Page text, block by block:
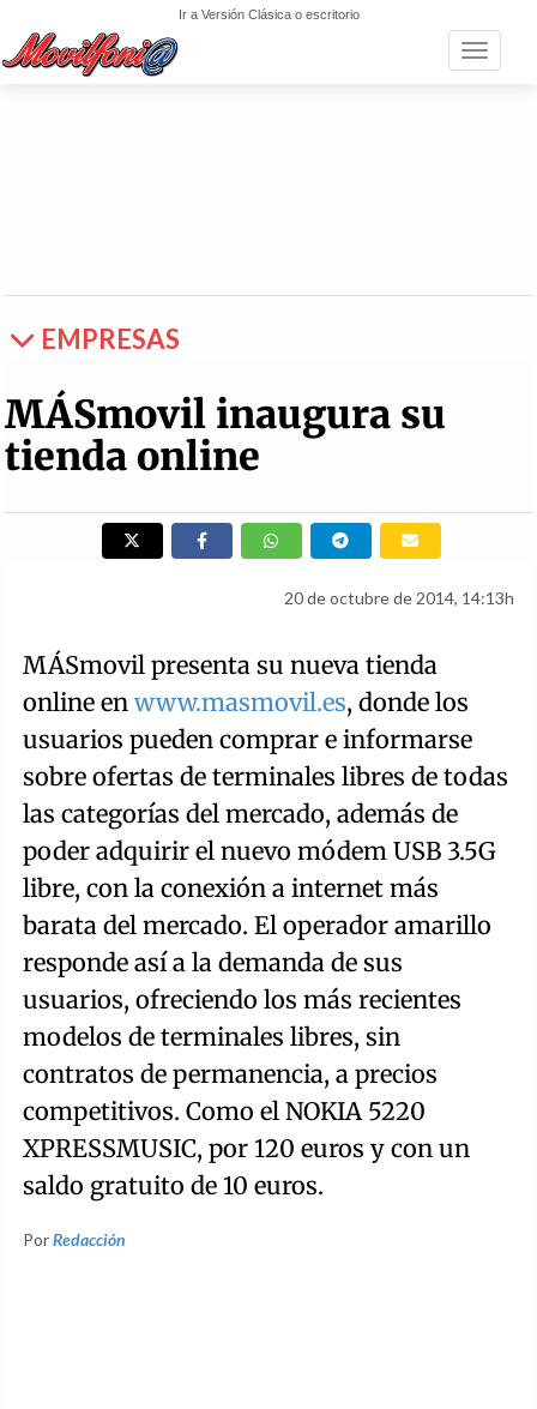
Ir a Versión Clásica o escritorio
Toggle
EMPRESAS
MÁSmovil inaugura su
tienda online
20 de octubre de 2014, 14:13h
MÁSmovil presenta su nueva tienda
online en www.masmovil.es, donde los
usuarios pueden comprar e informarse
sobre ofertas de terminales libres de todas
las categorías del mercado, además de
poder adquirir el nuevo módem USB 3.5G
libre, con la conexión a internet más
barata del mercado. El operador amarillo
responde así a la demanda de sus
usuarios, ofreciendo los más recientes
modelos de terminales libres, sin
contratos de permanencia, a precios
competitivos. Como el NOKIA 5220
XPRESSMUSIC, por 120 euros y con un
saldo gratuito de 10 euros.
PorRedacción